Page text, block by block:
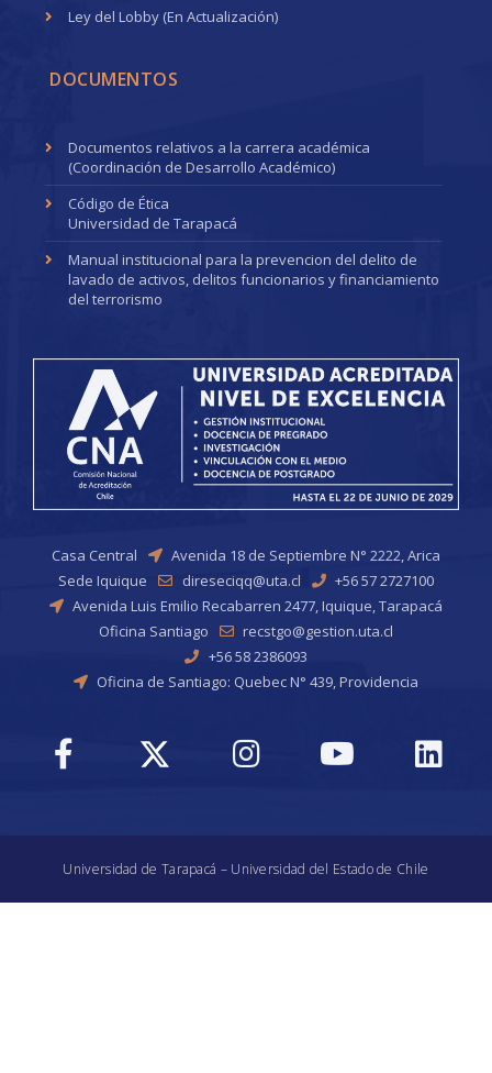
Ley del Lobby (En Actualización)
DOCUMENTOS
Documentos relativos a la carrera académica
(Coordinación de Desarrollo Académico)
Código de Ética
Universidad de Tarapacá
Manual institucional para la prevencion del delito de
lavado de activos, delitos funcionarios y financiamiento
del terrorismo
Casa Central
Avenida 18 de Septiembre N° 2222, Arica
Sede Iquique
direseciqq@uta.cl
+56 57 2727100
Avenida Luis Emilio Recabarren 2477, Iquique, Tarapacá
Oficina Santiago
recstgo@gestion.uta.cl
+56 58 2386093
Oficina de Santiago: Quebec N° 439, Providencia
Universidad de Tarapacá – Universidad del Estado de Chile